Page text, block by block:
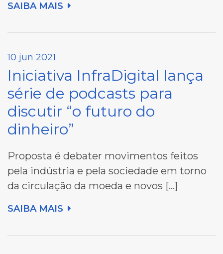
SAIBA MAIS
10 jun 2021
Iniciativa InfraDigital lança
série de podcasts para
discutir “o futuro do
dinheiro”
Proposta é debater movimentos feitos
pela indústria e pela sociedade em torno
da circulação da moeda e novos […]
SAIBA MAIS